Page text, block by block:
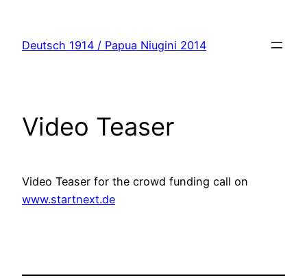
springen
Deutsch 1914 / Papua Niugini 2014
Video Teaser
Video Teaser for the crowd funding call on
www.startnext.de